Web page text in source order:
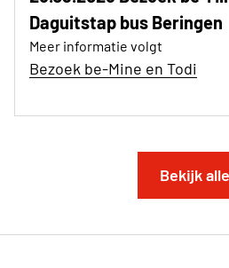
Daguitstap bus Beringen
Meer informatie volgt
Bezoek be-Mine en Todi
Bekijk